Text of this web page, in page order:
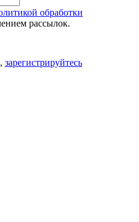
обработки
рассылок.
зарегистрируйтесь